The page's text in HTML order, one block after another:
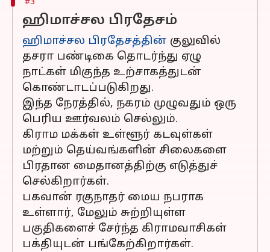
#3
ஹிமாச்சல பிரதேசம்
ஹிமாச்சல பிரதேசத்தின் குலுவில்
தசரா பண்டிகை தொடர்ந்து ஏழு
நாட்கள் மிகுந்த உற்சாகத்துடன்
கொண்டாடப்படுகிறது.
இந்த நேரத்தில், நகரம் முழுவதும் ஒரு
பெரிய ஊர்வலம் செல்லும்.
கிராம மக்கள் உள்ளூர் கடவுள்கள்
மற்றும் தெய்வங்களின் சிலைகளை
பிரதான மைதானத்திற்கு எடுத்துச்
செல்கிறார்கள்.
பகவான் ரகுநாதர் மைய நபராக
உள்ளார், மேலும் சுற்றியுள்ள
பகுதிகளைச் சேர்ந்த கிராமவாசிகள்
பக்தியுடன் பங்கேற்கிறார்கள்.